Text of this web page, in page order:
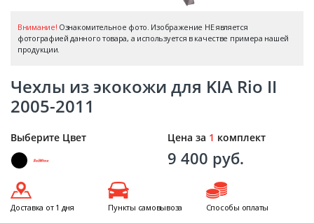
Внимание! Ознакомительное фото. Изображение НЕ является
фотографией данного товара, а используется в качестве примера нашей
продукции.
Чехлы из экокожи для KIA Rio II
2005-2011
Выберите Цвет Цена за 1 комплект
9 400 руб.
Доставка от 1 дня Пункты самовывоза Способы оплаты